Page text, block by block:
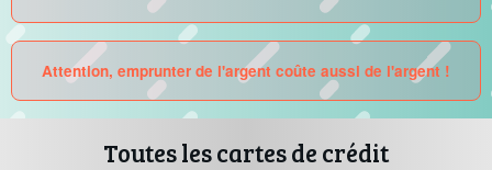
Attention, emprunter de l'argent coûte aussi de l'argent !
Toutes les cartes de crédit